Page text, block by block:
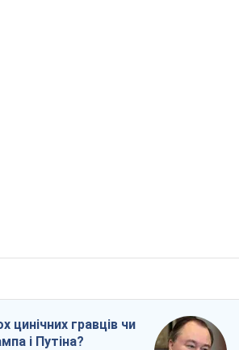
цинічних гравців чи
і Путіна?